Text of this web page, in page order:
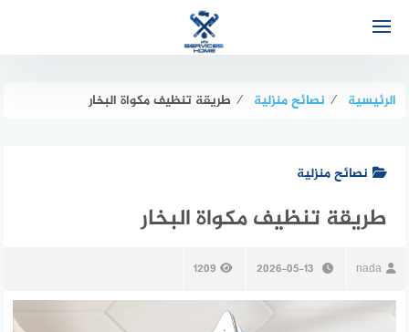
الرئيسية ⁄ نصائح منزلية ⁄ طريقة تنظيف مكواة البخار
نصائح منزلية
طريقة تنظيف مكواة البخار
nada
2026-05-13
1209